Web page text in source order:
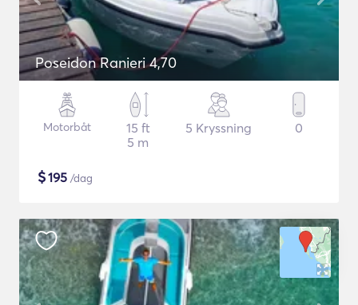
Poseidon Ranieri 4,70
Motorbåt
15 ft
5 m
5 Kryssning 0
$195 /dag